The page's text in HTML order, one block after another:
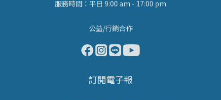
服務時間：平日 9:00 am - 17:00 pm
公益/行銷合作
訂閱電子報